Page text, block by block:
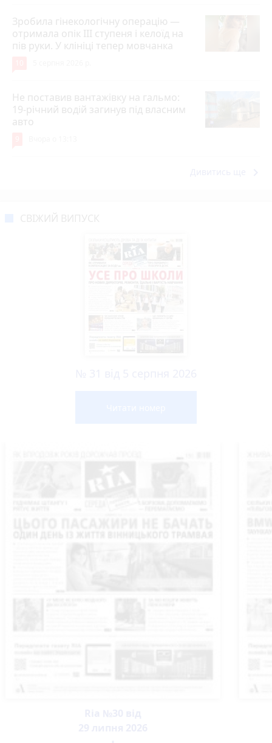
Зробила гінекологічну операцію —
отримала опік ІІІ ступеня і келоїд на
пів руки. У клініці тепер мовчанка
Не поставив вантажівку на гальмо:
19-річний водій загинув під власним
авто